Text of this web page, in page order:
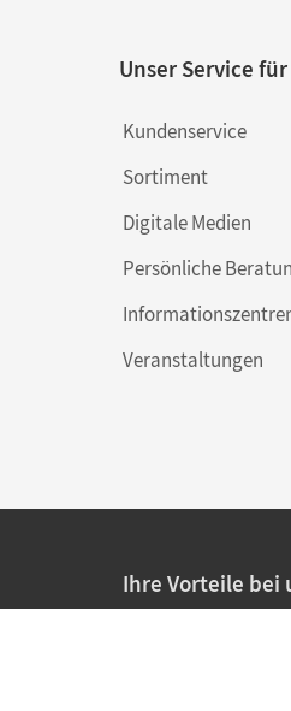
Unser Service für
Kundenservice
Sortiment
Digitale Medien
Persönliche
Veranstaltungen
Ihre Vorteile bei
Persönliche